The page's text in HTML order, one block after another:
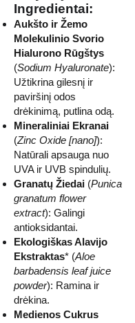
Ingredientai:
Aukšto ir Žemo
Molekulinio Svorio
Hialurono Rūgštys
(Sodium Hyaluronate):
Užtikrina gilesnį ir
paviršinį odos
drėkinimą, putlina odą.
Mineraliniai Ekranai
(Zinc Oxide [nano]):
Natūrali apsauga nuo
UVA ir UVB spindulių.
Granatų Žiedai (Punica
granatum flower
extract): Galingi
antioksidantai.
Ekologiškas Alavijo
Ekstraktas* (Aloe
barbadensis leaf juice
powder): Ramina ir
drėkina.
Medienos Cukrus